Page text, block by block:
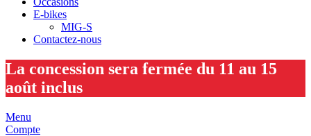
E-bikes
MIG-S
Contactez-nous
La concession sera fermée du 11 au 15
août inclus
Menu
Compte